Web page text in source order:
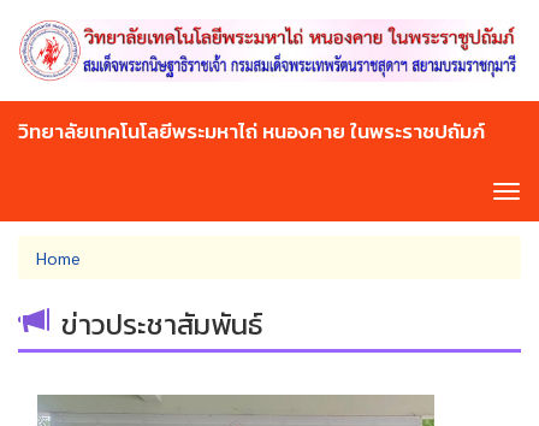
main
content
วิทยาลัยเทคโนโลยีพระมหาไถ่ หนองคาย ในพระราชปถัมภ์
You
are
here
Home
ข่าวประชาสัมพันธ์